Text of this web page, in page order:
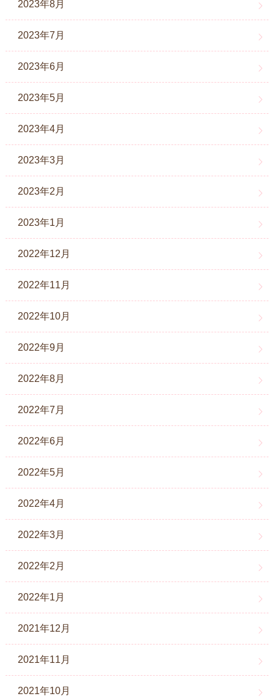
2023年8月
2023年7月
2023年6月
2023年5月
2023年4月
2023年3月
2023年2月
2023年1月
2022年12月
2022年11月
2022年10月
2022年9月
2022年8月
2022年7月
2022年6月
2022年5月
2022年4月
2022年3月
2022年2月
2022年1月
2021年12月
2021年11月
2021年10月